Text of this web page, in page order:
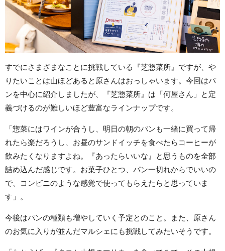
すでにさまざまなことに挑戦している『芝惣菜所』ですが、や
りたいことは山ほどあると原さんはおっしゃいます。今回はパ
ンを中心に紹介しましたが、『芝惣菜所』は「何屋さん」と定
義づけるのが難しいほど豊富なラインナップです。
「惣菜にはワインが合うし、明日の朝のパンも一緒に買って帰
れたら楽だろうし、お昼のサンドイッチを食べたらコーヒーが
飲みたくなりますよね。『あったらいいな』と思うものを全部
詰め込んだ感じです。お菓子ひとつ、パン一切れからでいいの
で、コンビニのような感覚で使ってもらえたらと思っていま
す」。
今後はパンの種類も増やしていく予定とのこと。また、原さん
のお気に入りが並んだマルシェにも挑戦してみたいそうです。